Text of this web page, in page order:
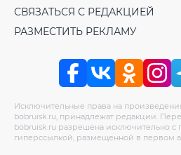
СВЯЗАТЬСЯ С РЕДАКЦИЕЙ
РАЗМЕСТИТЬ РЕКЛАМУ
Исключительные права на
bobruisk.ru, принадлежат редакции.
bobruisk.ru разрешена исключительно
гиперссылкой, размещенной в первом